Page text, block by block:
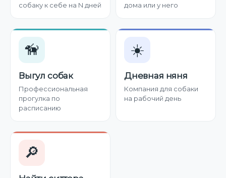
собаку к себе на N дней
дома или у него
🦮
Выгул собак
Профессиональная
прогулка по
расписанию
☀️
Дневная няня
Компания для собаки
на рабочий день
🔎